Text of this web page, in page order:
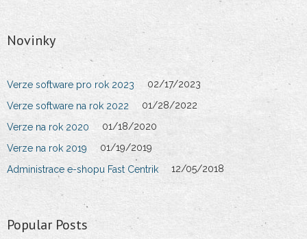
Novinky
Verze software pro rok 2023
02/17/2023
Verze software na rok 2022
01/28/2022
Verze na rok 2020
01/18/2020
Verze na rok 2019
01/19/2019
Administrace e-shopu Fast Centrik
12/05/2018
Popular Posts